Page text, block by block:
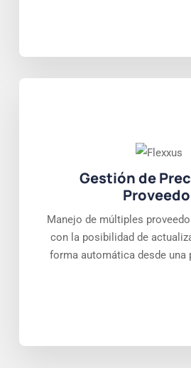
Gestión de
Manejo de múltiples
con la posibilidad de
forma automática desde una